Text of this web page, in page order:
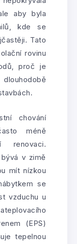
aby byla
kde se
Tato
rovinu
proč je
dlouhodobě
chování
méně
v zimě
mít nízkou
se
vzduchu u
(EPS)
tepelnou